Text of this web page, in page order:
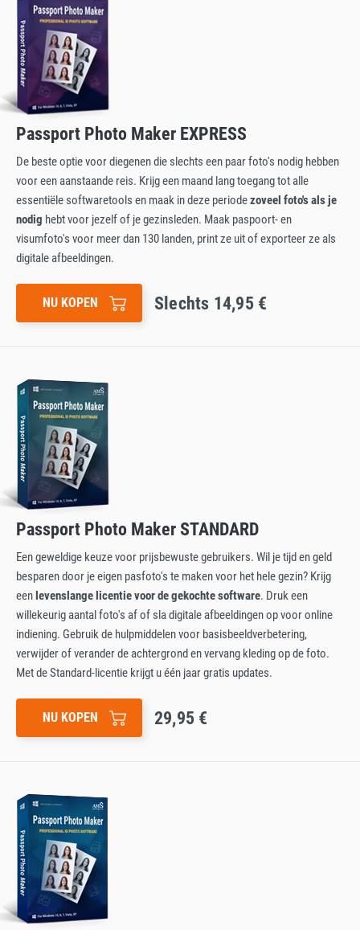
Passport Photo Maker EXPRESS
De beste optie voor diegenen die slechts een paar foto's nodig hebben
voor een aanstaande reis. Krijg een maand lang toegang tot alle
essentiële softwaretools en maak in deze periodezoveel foto's als je
nodig hebt voor jezelf of je gezinsleden. Maak paspoort- en
visumfoto's voor meer dan 130 landen, print ze uit of exporteer ze als
digitale afbeeldingen.
NU KOPEN Slechts 14,95 €
Passport Photo Maker STANDARD
Een geweldige keuze voor prijsbewuste gebruikers. Wil je tijd en geld
besparen door je eigen pasfoto's te maken voor het hele gezin? Krijg
eenlevenslange licentie voor de gekochte software. Druk een
willekeurig aantal foto's af of sla digitale afbeeldingen op voor online
indiening. Gebruik de hulpmiddelen voor basisbeeldverbetering,
verwijder of verander de achtergrond en vervang kleding op de foto.
Met de Standard-licentie krijgt u één jaar gratis updates.
NU KOPEN 29,95 €